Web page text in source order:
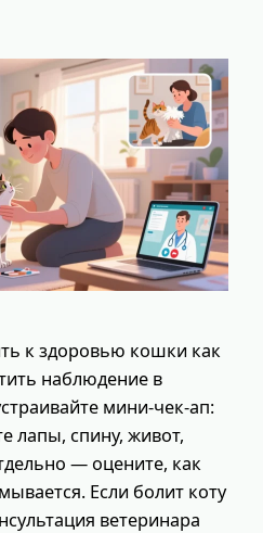
к здоровью кошки как
наблюдение в
мини‑чек‑ап:
лапы, спину, живот,
— оцените, как
Если болит коту
ветеринара